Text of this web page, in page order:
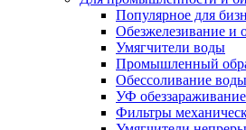
Популярное для
Обезжелезивание и
Умягчители воды
Промышленный
Обессоливание воды
УФ обеззараживание
Фильтры